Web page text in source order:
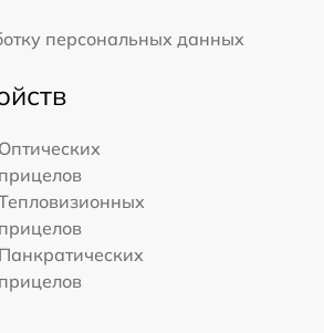
персональных данных
Оптических
прицелов
прицелов
Панкратических
прицелов